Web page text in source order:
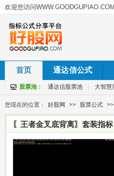
首页 通达信公式
股票池： 通达信股票池 大智慧
您现在的位置： 好股网 >> 股票公式 >>
〖王者金叉底背离〗套装指